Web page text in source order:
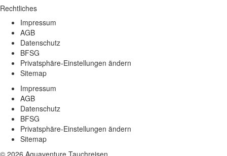
Rechtliches
Impressum
AGB
Datenschutz
BFSG
Privatsphäre-Einstellungen ändern
Sitemap
Impressum
AGB
Datenschutz
BFSG
Privatsphäre-Einstellungen ändern
Sitemap
© 2026 Aquaventure Tauchreisen